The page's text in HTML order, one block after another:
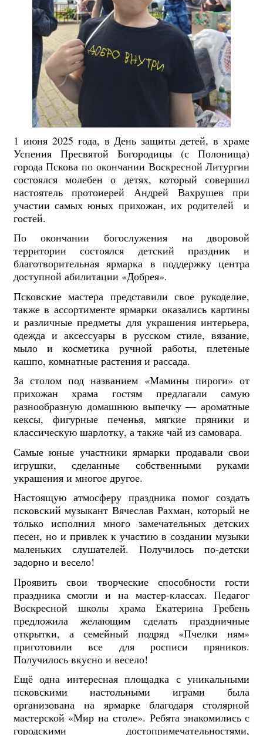
1 июня 2025 года, в День защиты детей, в храме
Успения Пресвятой Богородицы (с Полонища)
города Пскова по окончании Воскресной Литургии
состоялся молебен о детях, который совершил
настоятель протоиерей Андрей Вахрушев при
участии самых юных прихожан, их родителей и
гостей.
По окончании богослужения на дворовой
территории состоялся детский праздник и
благотворительная ярмарка в поддержку центра
доступной абилитации «Добрея».
Псковские мастера представили свое рукоделие,
также в ассортименте ярмарки оказались картины
и различные предметы для украшения интерьера,
одежда и аксессуары в русском стиле, вязание,
мыло и косметика ручной работы, плетеные
кашпо, комнатные растения и рассада.
За столом под названием «Мамины пироги» от
прихожан храма гостям предлагали самую
разнообразную домашнюю выпечку — ароматные
кексы, фигурные печенья, мягкие пряники и
классическую шарлотку, а также чай из самовара.
Самые юные участники ярмарки продавали свои
игрушки, сделанные собственными руками
украшения и многое другое.
Настоящую атмосферу праздника помог создать
псковский музыкант Вячеслав Рахман, который не
только исполнил много замечательных детских
песен, но и привлек к участию в создании музыки
маленьких слушателей. Получилось по-детски
задорно и весело!
Проявить свои творческие способности гости
праздника смогли и на мастер-классах. Педагог
Воскресной школы храма Екатерина Гребень
предложила желающим сделать праздничные
открытки, а семейный подряд «Пчелки ням»
приготовили все для росписи пряников.
Получилось вкусно и весело!
Ещё одна интересная площадка с уникальными
псковскими настольными играми была
организована на ярмарке благодаря столярной
мастерской «Мир на столе». Ребята знакомились с
городскими достопримечательностями,